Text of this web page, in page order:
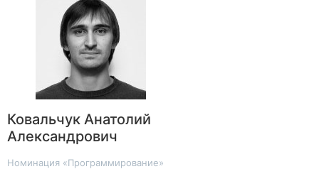
Ковальчук Анатолий
Александрович
Номинация «Программирование»